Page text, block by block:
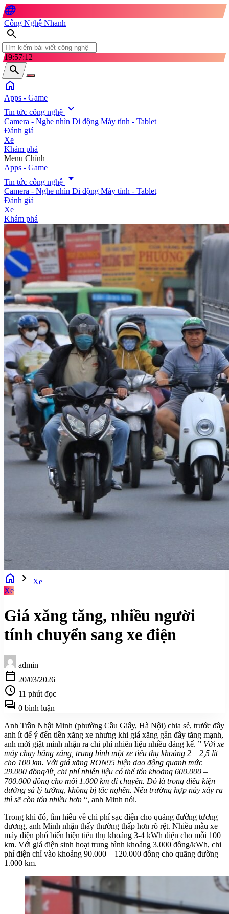
language
Công Nghệ Nhanh
search
19:57:14
search
home
Apps - Game
Tin tức công nghệ expand_more
Camera - Nghe nhìn Di động Máy tính - Tablet
Đánh giá
Xe
Khám phá
search
Menu Chính
Apps - Game
Tin tức công nghệ
arrow_drop_down
Camera - Nghe nhìn Di động Máy tính - Tablet
Đánh giá
Xe
Khám phá
home chevron_right
Xe
Xe
Giá xăng tăng, nhiều người
tính chuyển sang xe điện
admin
calendar_today 20/03/2026
schedule 11 phút đọc
forum 0 bình luận
Anh Trần Nhật Minh (phường Cầu Giấy, Hà Nội) chia sẻ, trước đây
anh ít để ý đến tiền xăng xe nhưng khi giá xăng gần đây tăng mạnh,
anh mới giật mình nhận ra chi phí nhiên liệu nhiều đáng kể. ” Với xe
máy chạy bằng xăng, trung bình một xe tiêu thụ khoảng 2 – 2,5 lít
cho 100 km. Với giá xăng RON95 hiện dao động quanh mức
29.000 đồng/lít, chi phí nhiên liệu có thể tốn khoảng 600.000 –
700.000 đồng cho mỗi 1.000 km di chuyển. Đó là trong điều kiện
đường sá lý tưởng, không bị tắc nghẽn. Nếu trường hợp này xảy ra
thì sẽ còn tốn nhiều hơn “, anh Minh nói.
Trong khi đó, tìm hiểu về chi phí sạc điện cho quãng đường tương
đương, anh Minh nhận thấy thường thấp hơn rõ rệt. Nhiều mẫu xe
máy điện phổ biến hiện tiêu thụ khoảng 3-4 kWh điện cho mỗi 100
km. Với giá điện sinh hoạt trung bình khoảng 3.000 đồng/kWh, chi
phí điện chỉ vào khoảng 90.000 – 120.000 đồng cho quãng đường
1.000 km.